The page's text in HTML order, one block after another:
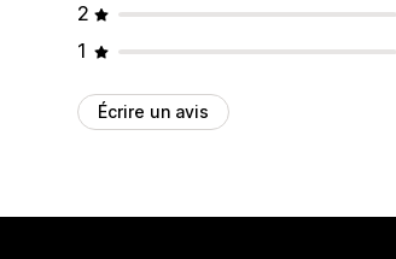
2
1
Écrire un avis